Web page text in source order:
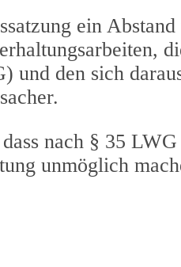
ein
und den sich
nach § 35
unmöglich